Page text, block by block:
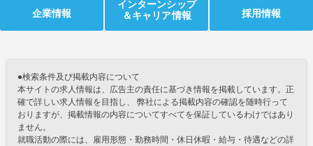
企業情報
インターンシップ
＆キャリア情報
採用情報
●検索条件及び掲載内容について
本サイトの求人情報は、広告主の責任に基づき情報を掲載しています。正
確で詳しい求人情報を目指し、 弊社による掲載内容の確認を随時行って
おりますが、掲載情報の内容についてすべてを保証しているわけではあり
ません。
就職活動の際には、雇用形態・勤務時間・休日休暇・給与・待遇などの詳